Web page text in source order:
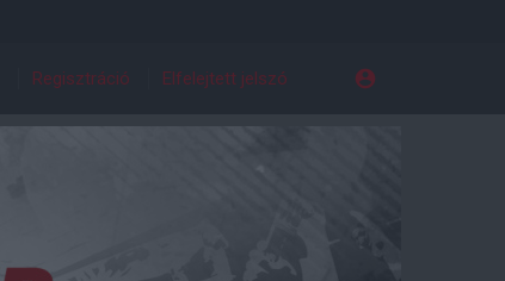
Regisztráció Elfelejtett jelszó